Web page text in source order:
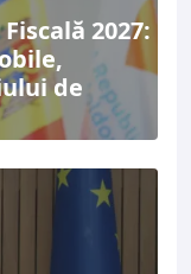
2027:
de